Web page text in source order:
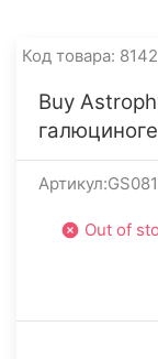
Код товара: 8142
Buy
Out of